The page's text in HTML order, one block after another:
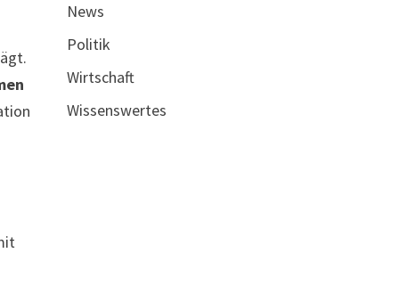
News
Politik
Wirtschaft
Wissenswertes